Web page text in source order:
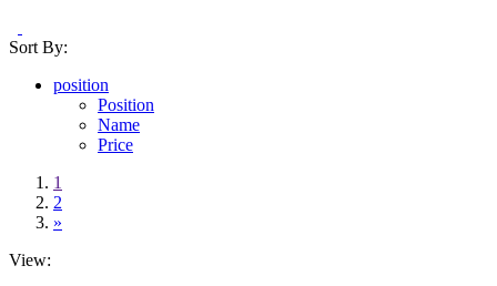
Sort By:
position
Position
Name
Price
1
2
»
View: